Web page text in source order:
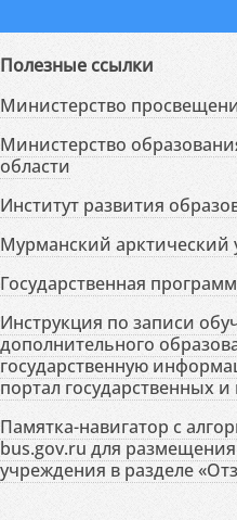
Полезные ссылки
Министерство
Министерство
области
Институт развития
Мурманский арктический
Государственная
Инструкция по записи
дополнительного
государственную
портал государственных
Памятка-навигатор с
bus.gov.ru для
учреждения в разделе